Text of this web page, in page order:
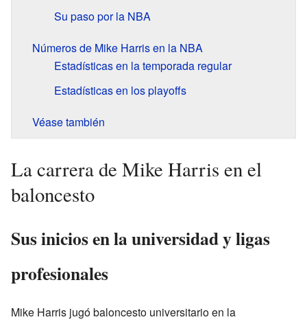
Su paso por la NBA
Números de Mike Harris en la NBA
Estadísticas en la temporada regular
Estadísticas en los playoffs
Véase también
La carrera de Mike Harris en el
baloncesto
Sus inicios en la universidad y ligas
profesionales
Mike Harris jugó baloncesto universitario en la